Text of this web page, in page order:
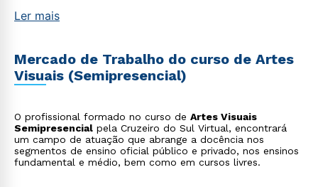
Ler mais
Mercado de Trabalho do curso de Artes
Visuais (Semipresencial)
O profissional formado no curso de Artes Visuais
Semipresencial pela Cruzeiro do Sul Virtual, encontrará
um campo de atuação que abrange a docência nos
segmentos de ensino oficial público e privado, nos ensinos
fundamental e médio, bem como em cursos livres.